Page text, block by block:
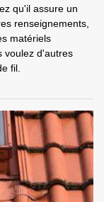
qu'il assure un
renseignements,
matériels
voulez d'autres
fil.